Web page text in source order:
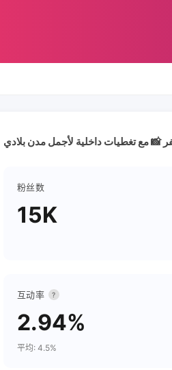
粉丝数
15K
互动率 ?
2.94%
平均: 4.5%